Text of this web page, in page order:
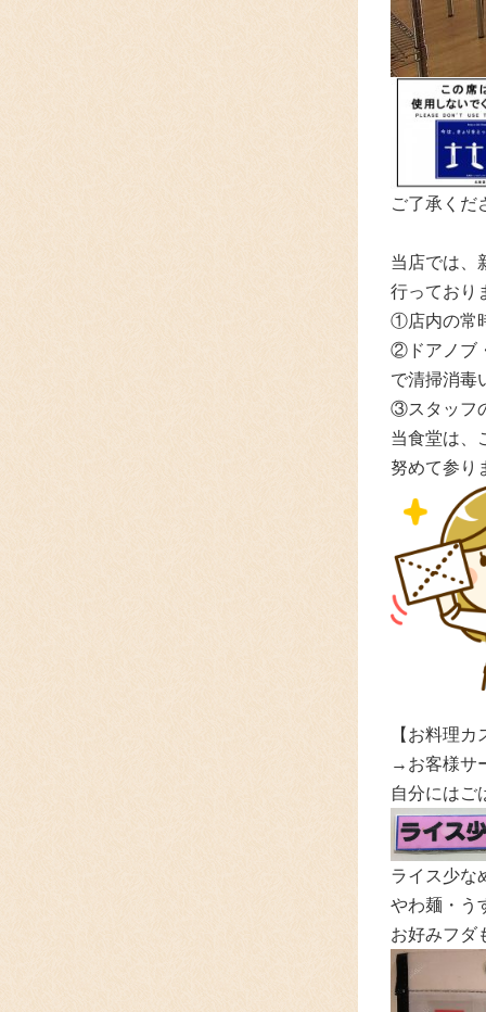
ご了承くだ
当店では、
行っており
①店内の常
②ドアノブ
で清掃消毒
③スタッフ
当食堂は、
努めて参り
【お料理
→お客様サ
自分にはご
ライス少な
やわ麺・う
お好みフダ